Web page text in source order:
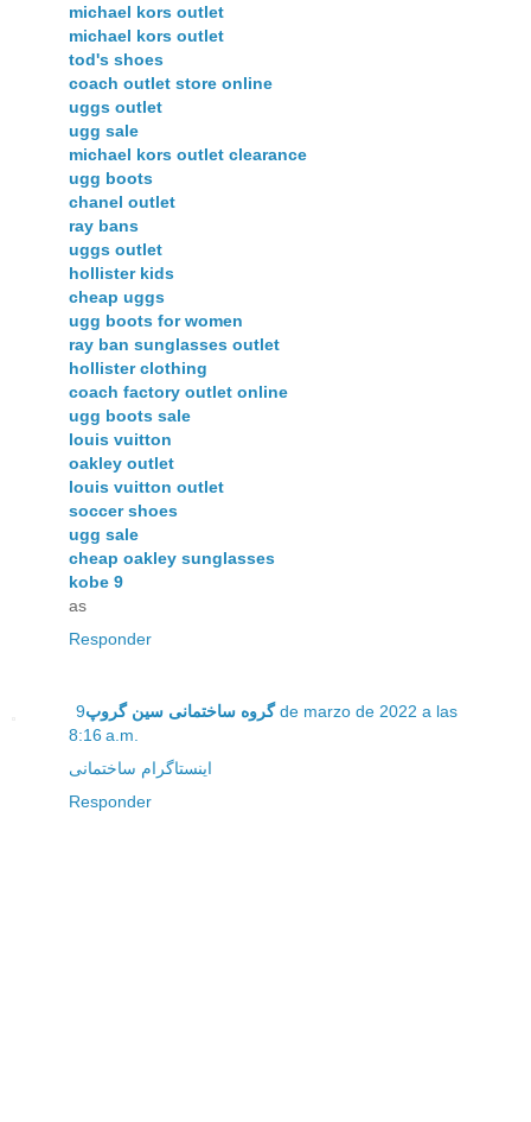
michael kors outlet
michael kors outlet
tod's shoes
coach outlet store online
uggs outlet
ugg sale
michael kors outlet clearance
ugg boots
chanel outlet
ray bans
uggs outlet
hollister kids
cheap uggs
ugg boots for women
ray ban sunglasses outlet
hollister clothing
coach factory outlet online
ugg boots sale
louis vuitton
oakley outlet
louis vuitton outlet
soccer shoes
ugg sale
cheap oakley sunglasses
kobe 9
as
Responder
گروه ساختمانی سین گروپ9 de marzo de 2022 a las
8:16 a.m.
اینستاگرام ساختمانی
Responder